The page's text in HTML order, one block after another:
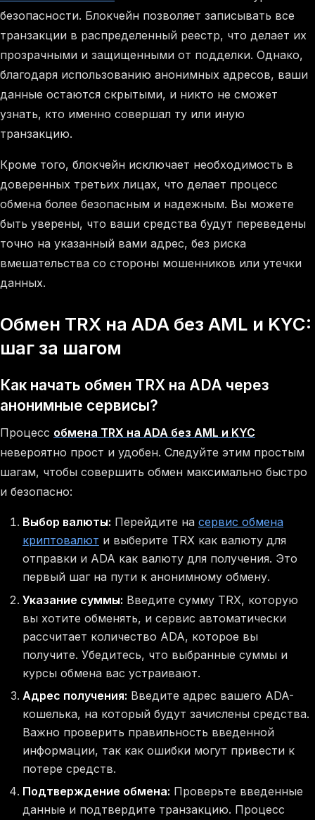
безопасности. Блокчейн позволяет записывать все
транзакции в распределенный реестр, что делает их
прозрачными и защищенными от подделки. Однако,
благодаря использованию анонимных адресов, ваши
данные остаются скрытыми, и никто не сможет
узнать, кто именно совершал ту или иную
транзакцию.
Кроме того, блокчейн исключает необходимость в
доверенных третьих лицах, что делает процесс
обмена более безопасным и надежным. Вы можете
быть уверены, что ваши средства будут переведены
точно на указанный вами адрес, без риска
вмешательства со стороны мошенников или утечки
данных.
Обмен TRX на ADA без AML и KYC:
шаг за шагом
Как начать обмен TRX на ADA через
анонимные сервисы?
Процесс обмена TRX на ADA без AML и KYC
невероятно прост и удобен. Следуйте этим простым
шагам, чтобы совершить обмен максимально быстро
и безопасно:
Выбор валюты: Перейдите на сервис обмена
криптовалют и выберите TRX как валюту для
отправки и ADA как валюту для получения. Это
первый шаг на пути к анонимному обмену.
Указание суммы: Введите сумму TRX, которую
вы хотите обменять, и сервис автоматически
рассчитает количество ADA, которое вы
получите. Убедитесь, что выбранные суммы и
курсы обмена вас устраивают.
Адрес получения: Введите адрес вашего ADA-
кошелька, на который будут зачислены средства.
Важно проверить правильность введенной
информации, так как ошибки могут привести к
потере средств.
Подтверждение обмена: Проверьте введенные
данные и подтвердите транзакцию. Процесс